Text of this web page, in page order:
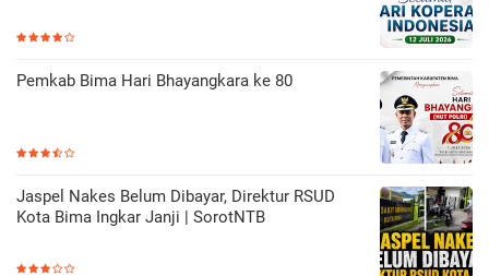
Pemkab Bima Hari Bhayangkara ke 80
Jaspel Nakes Belum Dibayar, Direktur RSUD
Kota Bima Ingkar Janji | SorotNTB